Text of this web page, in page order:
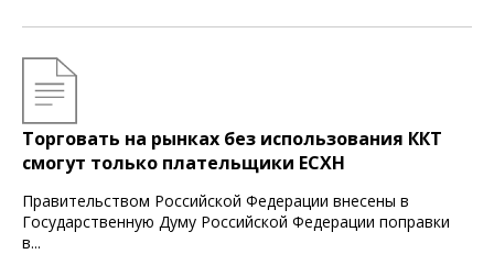
Торговать на рынках без использования ККТ
смогут только плательщики ЕСХН
Правительством Российской Федерации внесены в
Государственную Думу Российской Федерации поправки
в...